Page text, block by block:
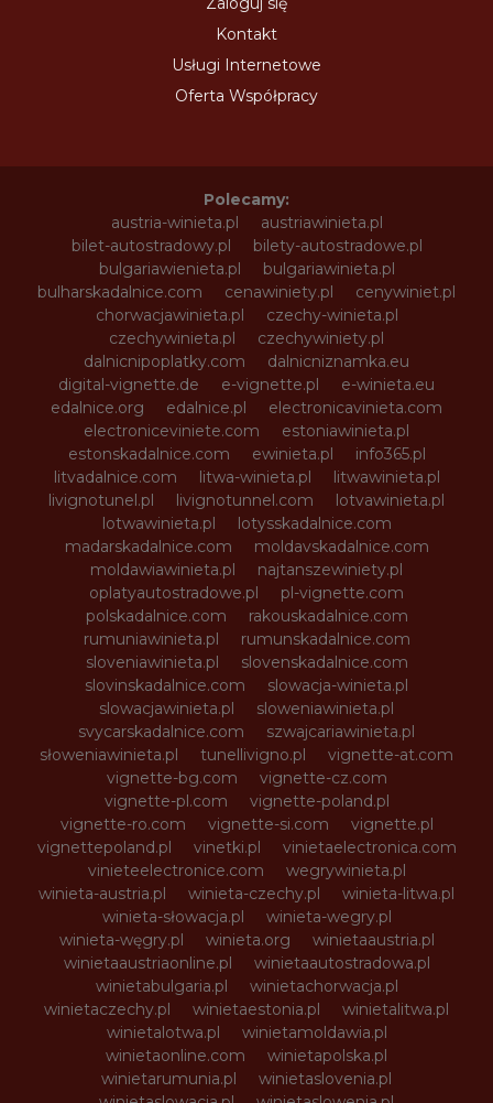
Kontakt
Usługi Internetowe
Oferta Współpracy
Polecamy:
austria-winieta.pl
austriawinieta.pl
bilet-autostradowy.pl
bilety-autostradowe.pl
bulgariawienieta.pl
bulgariawinieta.pl
bulharskadalnice.com
cenawiniety.pl
cenywiniet.pl
chorwacjawinieta.pl
czechy-winieta.pl
czechywinieta.pl
czechywiniety.pl
dalnicnipoplatky.com
dalnicniznamka.eu
digital-vignette.de
e-vignette.pl
e-winieta.eu
edalnice.org
edalnice.pl
electronicavinieta.com
electroniceviniete.com
estoniawinieta.pl
estonskadalnice.com
ewinieta.pl
info365.pl
litvadalnice.com
litwa-winieta.pl
litwawinieta.pl
livignotunel.pl
livignotunnel.com
lotvawinieta.pl
lotwawinieta.pl
lotysskadalnice.com
madarskadalnice.com
moldavskadalnice.com
moldawiawinieta.pl
najtanszewiniety.pl
oplatyautostradowe.pl
pl-vignette.com
polskadalnice.com
rakouskadalnice.com
rumuniawinieta.pl
rumunskadalnice.com
sloveniawinieta.pl
slovenskadalnice.com
slovinskadalnice.com
slowacja-winieta.pl
slowacjawinieta.pl
sloweniawinieta.pl
svycarskadalnice.com
szwajcariawinieta.pl
słoweniawinieta.pl
tunellivigno.pl
vignette-at.com
vignette-bg.com
vignette-cz.com
vignette-pl.com
vignette-poland.pl
vignette-ro.com
vignette-si.com
vignette.pl
vignettepoland.pl
vinetki.pl
vinietaelectronica.com
vinieteelectronice.com
wegrywinieta.pl
winieta-austria.pl
winieta-czechy.pl
winieta-litwa.pl
winieta-słowacja.pl
winieta-wegry.pl
winieta-węgry.pl
winieta.org
winietaaustria.pl
winietaaustriaonline.pl
winietaautostradowa.pl
winietabulgaria.pl
winietachorwacja.pl
winietaczechy.pl
winietaestonia.pl
winietalitwa.pl
winietalotwa.pl
winietamoldawia.pl
winietaonline.com
winietapolska.pl
winietarumunia.pl
winietaslovenia.pl